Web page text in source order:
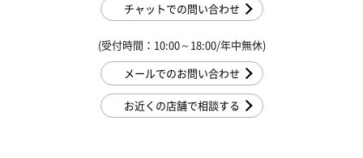
チャットでの問い合わせ
(受付時間：10:00～18:00/年中無休)
メールでのお問い合わせ
お近くの店舗で相談する